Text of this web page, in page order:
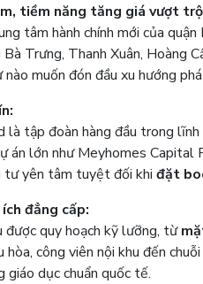
tiềm năng tăng giá vượt
tâm hành chính mới của
Trưng, Thanh Xuân, Hoàng
muốn đón đầu xu hướng
là tập đoàn hàng đầu trong
án lớn như Meyhomes
tư yên tâm tuyệt đối khi đặt
đẳng cấp:
quy hoạch kỹ lưỡng, từ
hòa, công viên nội khu đến
giáo dục chuẩn quốc tế.